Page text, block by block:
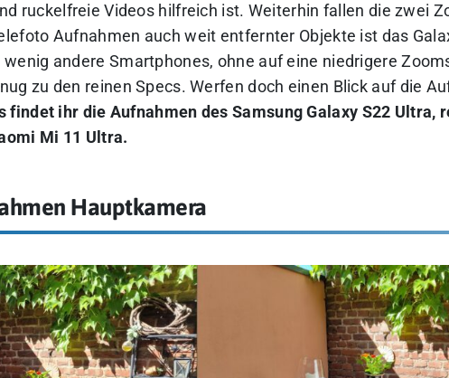
ruckelfreie Videos hilfreich ist. Weiterhin fallen die zwei
Aufnahmen auch weit entfernter Objekte ist das
andere Smartphones, ohne auf eine niedrigere
zu den reinen Specs. Werfen doch einen Blick auf die
findet ihr die Aufnahmen des Samsung Galaxy S22 Ultra,
Mi 11 Ultra.
Hauptkamera